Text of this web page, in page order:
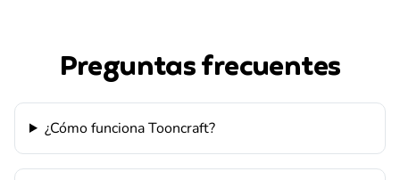
Preguntas frecuentes
¿Cómo funciona Tooncraft?